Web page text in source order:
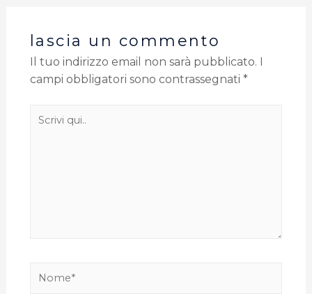
lascia un commento
Il tuo indirizzo email non sarà pubblicato. I
campi obbligatori sono contrassegnati *